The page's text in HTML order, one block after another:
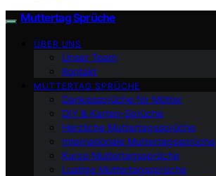
Muttertag Sprüche
ÜBER UNS
Unser Team
Kontakt
MUTTERTAG SPRÜCHE
Dankessprüche für Mütter
DIY & Karten-Sprüche
Herzliche Muttertagssprüche
Internationale Muttertagssprüche
Kurze Muttertagssprüche
Lustige Muttertagssprüche